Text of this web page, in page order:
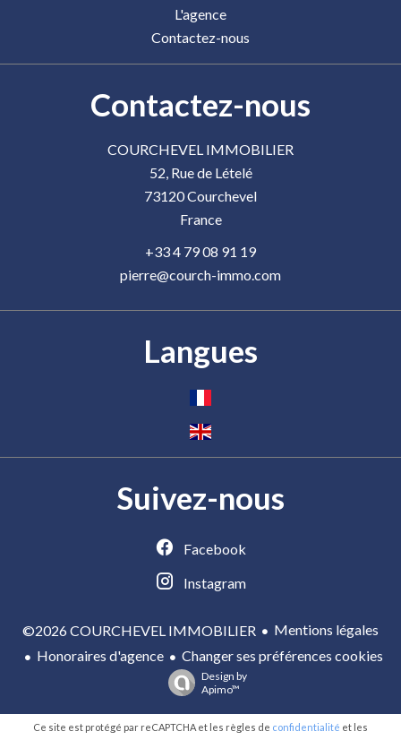
L'agence
Contactez-nous
Contactez-nous
COURCHEVEL IMMOBILIER
52, Rue de Lételé
73120Courchevel
France
+33 4 79 08 91 19
pierre@courch-immo.com
Langues
Suivez-nous
Facebook
Instagram
©2026 COURCHEVEL IMMOBILIER
Mentions légales
Honoraires d'agence
Changer ses préférences cookies
Design by
Apimo™
Ce site est protégé par reCAPTCHA et les règles de confidentialité et les